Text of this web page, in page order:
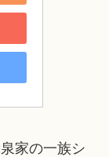
家の一族シ